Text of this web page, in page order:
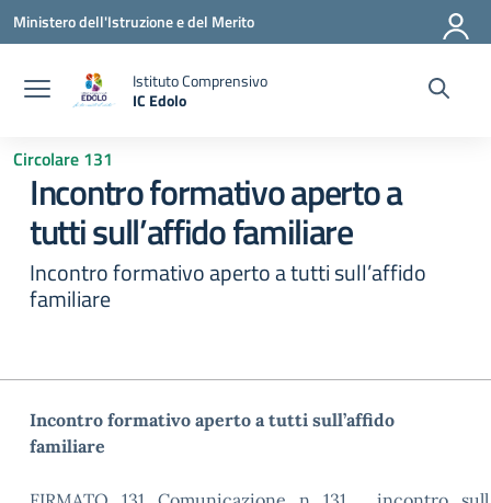
Vai ai contenuti
Vai al menu di navigazione
Vai al footer
Ministero dell'Istruzione e del Merito
Istituto Comprensivo
IC Edolo
Circolare 131
Incontro formativo aperto a
tutti sull’affido familiare
Incontro formativo aperto a tutti sull’affido
familiare
Incontro formativo aperto a tutti sull’affido
familiare